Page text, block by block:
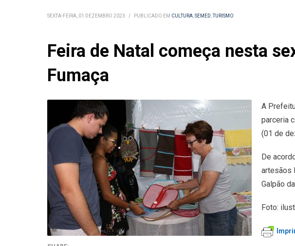
SEXTA-FEIRA, 01 DEZEMBRO 2023 / PUBLICADO EM CULTURA,SEMED, TURISMO
Feira de Natal começa nesta
Fumaça
A
parceria
(01 de
De
artesãos
Galpão
Foto: